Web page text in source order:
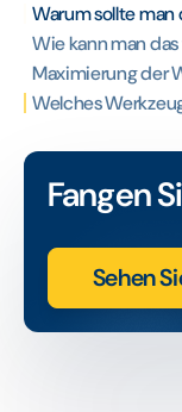
Warum sollte man
Wie kann man
Maximierung der
Welches
Fangen
Sehen